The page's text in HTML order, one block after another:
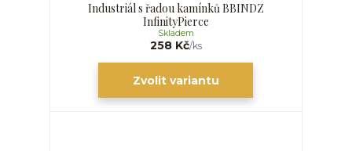
Industriál s řadou kamínků BBINDZ
InfinityPierce
258 Kč/ks
Skladem
Zvolit variantu